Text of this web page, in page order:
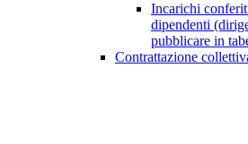
Incarichi
dipendenti
pubblicare in
Contrattazione